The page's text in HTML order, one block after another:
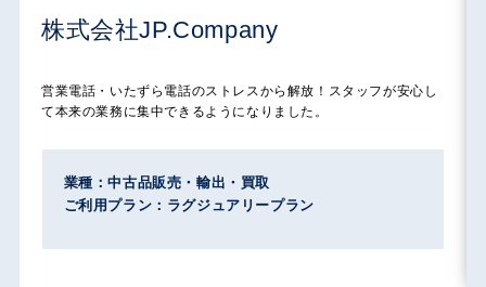
株式会社JP.Company
営業電話・いたずら電話のストレスから解放！スタッフが安心し
て本来の業務に集中できるようになりました。
業種：中古品販売・輸出・買取
ご利用プラン：ラグジュアリープラン